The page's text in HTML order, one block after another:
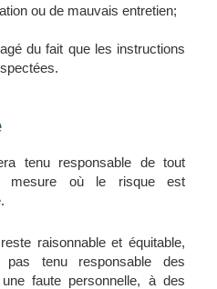
ou de mauvais entretien;
du fait que les instructions
tenu responsable de tout
mesure où le risque est
raisonnable et équitable,
tenu responsable des
faute personnelle, à des